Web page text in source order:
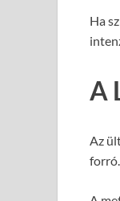
Ha
A
Az